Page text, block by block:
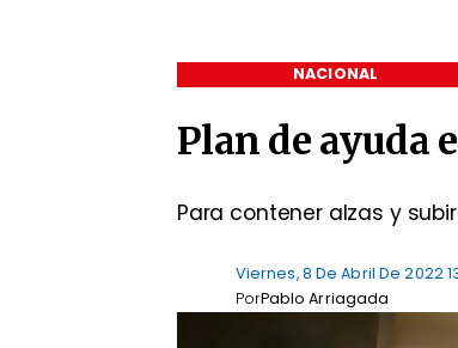
Plan de ayuda
Para contener alzas y
NACIONAL
Viernes, 8 De Abril De 2022
Pablo Arriagada
Por